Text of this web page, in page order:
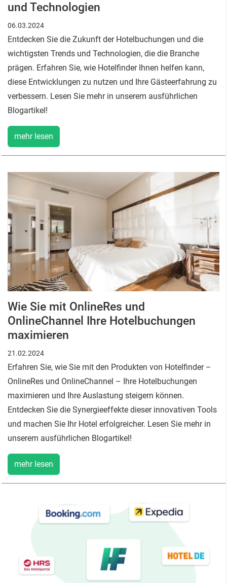
und Technologien
06.03.2024
Entdecken Sie die Zukunft der Hotelbuchungen und die
wichtigsten Trends und Technologien, die die Branche
prägen. Erfahren Sie, wie Hotelfinder Ihnen helfen kann,
diese Entwicklungen zu nutzen und Ihre Gästeerfahrung zu
verbessern. Lesen Sie mehr in unserem ausführlichen
Blogartikel!
mehr lesen
Wie Sie mit OnlineRes und
OnlineChannel Ihre Hotelbuchungen
maximieren
21.02.2024
Erfahren Sie, wie Sie mit den Produkten von Hotelfinder –
OnlineRes und OnlineChannel – Ihre Hotelbuchungen
maximieren und Ihre Auslastung steigern können.
Entdecken Sie die Synergieeffekte dieser innovativen Tools
und machen Sie Ihr Hotel erfolgreicher. Lesen Sie mehr in
unserem ausführlichen Blogartikel!
mehr lesen